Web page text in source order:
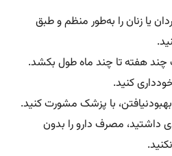
یا زنان را به‌طور منظم و طبق
هفته تا چند ماه طول بکشد.
کنید.
با پزشک مشورت کنید.
داشتید، مصرف دارو را بدون